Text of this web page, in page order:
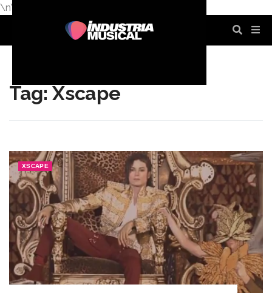
\n\n
Tag: Xscape
XSCAPE